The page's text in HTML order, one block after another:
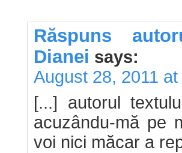
Răspuns
Dianei says:
August 28, 2011
[...] autorul
acuzându-mă pe
voi nici măcar a